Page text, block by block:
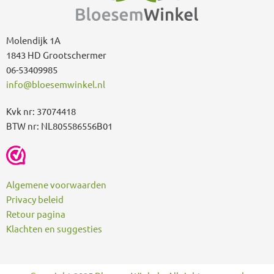
Molendijk 1A
1843 HD Grootschermer
06-53409985
info@bloesemwinkel.nl
Kvk nr: 37074418
BTW nr: NL805586556B01
Algemene voorwaarden
Privacy beleid
Retour pagina
Klachten en suggesties